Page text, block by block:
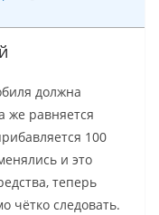
должна
же равняется
100
и это
теперь
чётко следовать.